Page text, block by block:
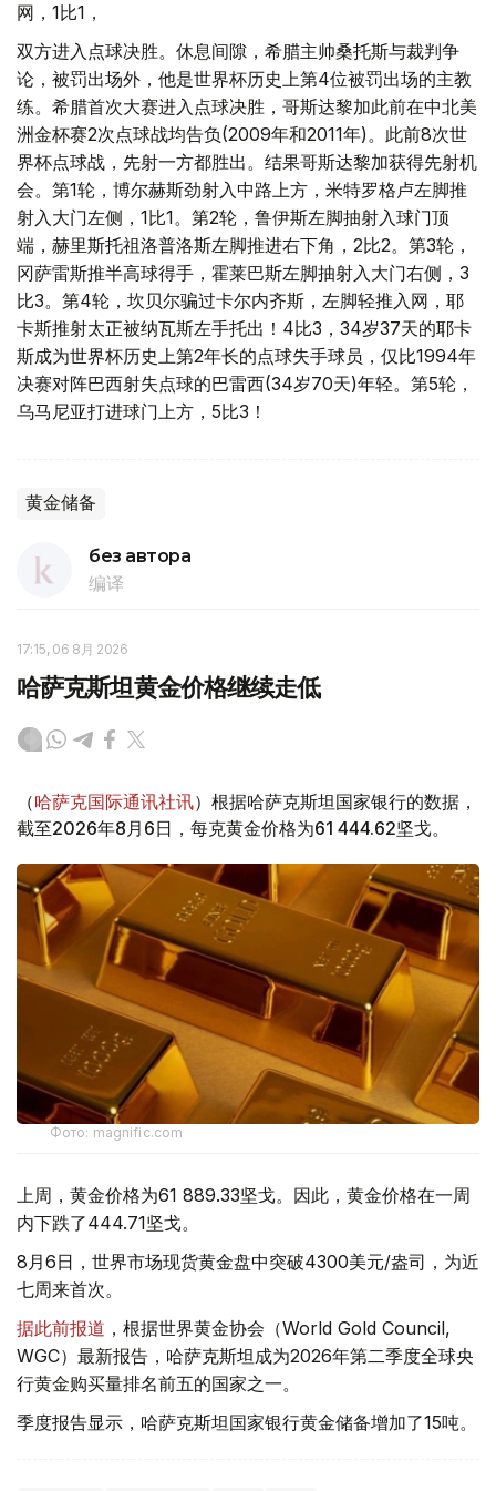
网，1比1，
双方进入点球决胜。休息间隙，希腊主帅桑托斯与裁判争
论，被罚出场外，他是世界杯历史上第4位被罚出场的主教
练。希腊首次大赛进入点球决胜，哥斯达黎加此前在中北美
洲金杯赛2次点球战均告负(2009年和2011年)。此前8次世
界杯点球战，先射一方都胜出。结果哥斯达黎加获得先射机
会。第1轮，博尔赫斯劲射入中路上方，米特罗格卢左脚推
射入大门左侧，1比1。第2轮，鲁伊斯左脚抽射入球门顶
端，赫里斯托祖洛普洛斯左脚推进右下角，2比2。第3轮，
冈萨雷斯推半高球得手，霍莱巴斯左脚抽射入大门右侧，3
比3。第4轮，坎贝尔骗过卡尔内齐斯，左脚轻推入网，耶
卡斯推射太正被纳瓦斯左手托出！4比3，34岁37天的耶卡
斯成为世界杯历史上第2年长的点球失手球员，仅比1994年
决赛对阵巴西射失点球的巴雷西(34岁70天)年轻。第5轮，
乌马尼亚打进球门上方，5比3！
黄金储备
без автора
编译
17:15, 06 8月 2026
哈萨克斯坦黄金价格继续走低
（哈萨克国际通讯社讯）根据哈萨克斯坦国家银行的数据，
截至2026年8月6日，每克黄金价格为61 444.62坚戈。
Фото: magnific.com
上周，黄金价格为61 889.33坚戈。因此，黄金价格在一周
内下跌了444.71坚戈。
8月6日，世界市场现货黄金盘中突破4300美元/盎司，为近
七周来首次。
据此前报道 ，根据世界黄金协会（World Gold Council,
WGC）最新报告，哈萨克斯坦成为2026年第二季度全球央
行黄金购买量排名前五的国家之一。
季度报告显示，哈萨克斯坦国家银行黄金储备增加了15吨。